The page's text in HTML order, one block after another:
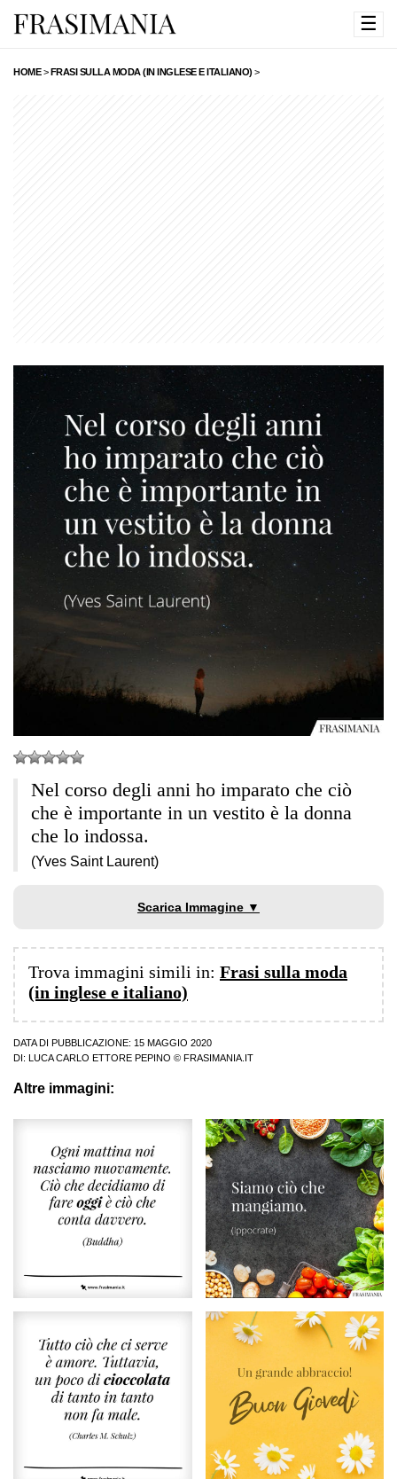
☰
HOME>FRASI SULLA MODA (IN INGLESE E ITALIANO) >
Nel corso degli anni ho imparato che ciò
che è importante in un vestito è la donna
che lo indossa.
(Yves Saint Laurent)
Scarica Immagine ▼
Trova immagini simili in: Frasi sulla moda
(in inglese e italiano)
DATA DI PUBBLICAZIONE: 15 MAGGIO 2020
DI:
LUCA CARLO ETTORE PEPINO © FRASIMANIA.IT
Altre immagini: